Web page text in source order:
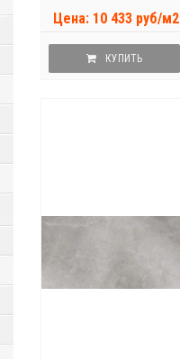
Цена: 10 433 руб/м2
КУПИТЬ